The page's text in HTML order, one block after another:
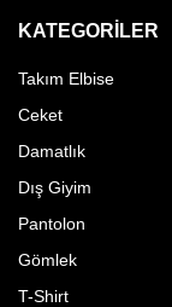
KATEGORILER
Takım Elbise
Ceket
Damatlık
Dış Giyim
Pantolon
Gömlek
T-Shirt